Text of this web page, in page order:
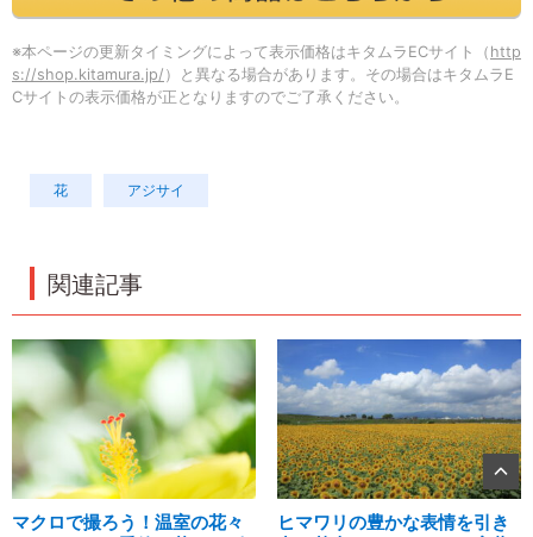
※本ページの更新タイミングによって表示価格はキタムラECサイト（ http
s://shop.kitamura.jp/ ）と異なる場合があります。その場合はキタムラE
Cサイトの表示価格が正となりますのでご了承ください。
花 アジサイ
関連記事
マクロで撮ろう！温室の花々
ヒマワリの豊かな表情を引き